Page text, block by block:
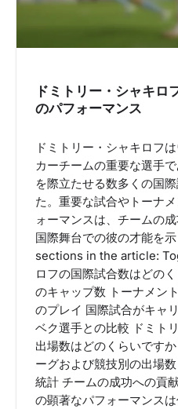
ドミトリー・シャキロ
のパフォーマンス
ドミトリー・シャキロフ
カーチームの重要な選手
を際立たせる数多くの国
た。重要な試合やトーナ
ォーマンスは、チームの
国際舞台での彼の才能を
sections in the article:
ロフの国際試合数はどの
のキャップ数 トーナメン
のプレイ 国際試合がキャ
ベク選手との比較 ドミト
出場数はどのくらいです
ーグおよび競技別の出場
統計 チームの成功への貢
の顕著なパフォーマンス